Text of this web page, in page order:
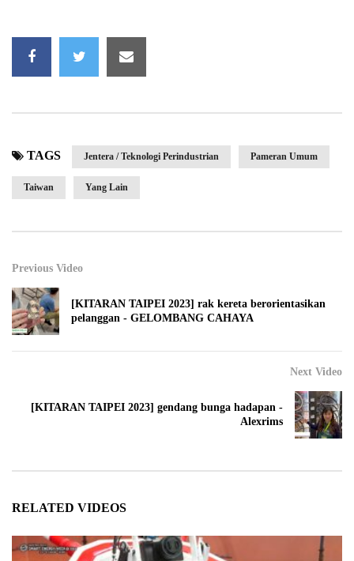
TAGS Jentera / Teknologi Perindustrian Pameran Umum
Taiwan Yang Lain
Previous Video
[KITARAN TAIPEI 2023] rak kereta berorientasikan
pelanggan - GELOMBANG CAHAYA
Next Video
[KITARAN TAIPEI 2023] gendang bunga hadapan -
Alexrims
RELATED VIDEOS